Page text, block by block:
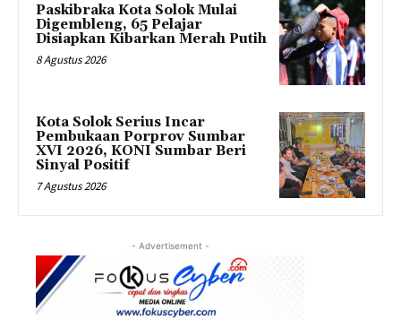
Paskibraka Kota Solok Mulai
Digembleng, 65 Pelajar
Disiapkan Kibarkan Merah Putih
8 Agustus 2026
Kota Solok Serius Incar
Pembukaan Porprov Sumbar
XVI 2026, KONI Sumbar Beri
Sinyal Positif
7 Agustus 2026
- Advertisement -